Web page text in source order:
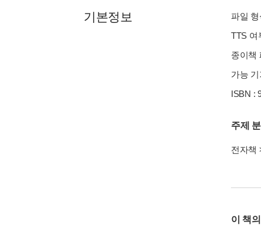
기본정보
파일
TTS 여
종이책
가능
ISBN :
주제
전자책
이 책